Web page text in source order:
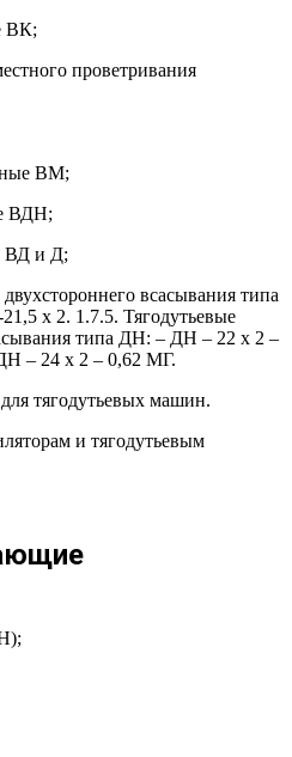
ВК;
проветривания
ВМ;
ВДН;
ВД и Д;
всасывания типа
х 2. 1.7.5. Тягодутьевые
типа ДН: – ДН – 22 х 2 –
– 24 х 2 – 0,62 МГ.
тягодутьевых машин.
и тягодутьевым